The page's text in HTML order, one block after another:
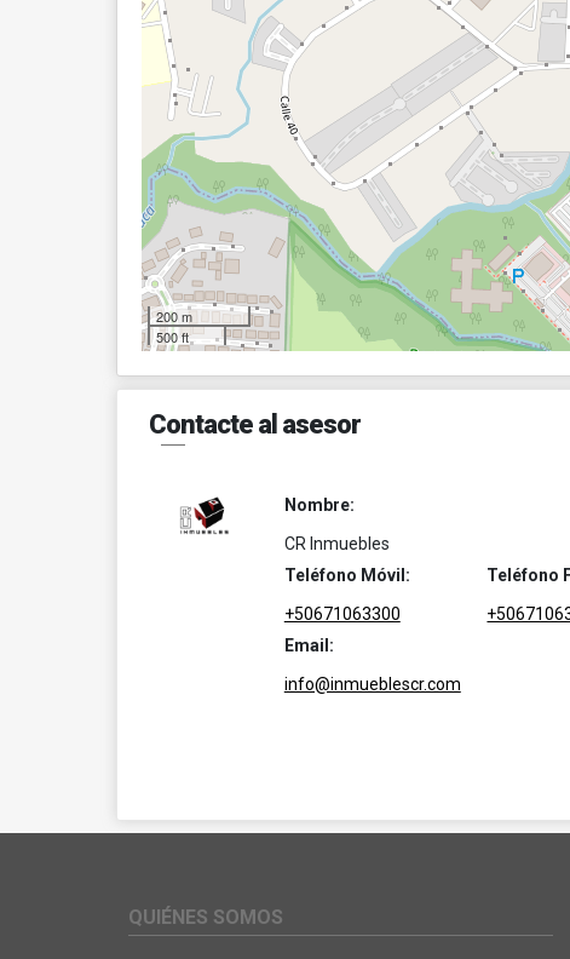
200 m
500 ft
Contacte al asesor
Nombre:
CR Inmuebles
Teléfono Móvil:
+50671063300
Teléfono
Email:
info@inmueblescr.com
QUIÉNES SOMOS